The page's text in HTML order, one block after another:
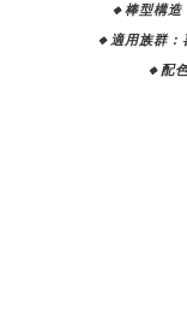
🔸棒型構
🔸適用族群
🔸配